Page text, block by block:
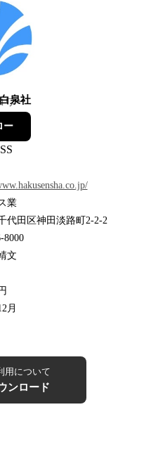
泉社
ワー
ー
業
代田区神田淡路町2-2-2
8000
文
月
用について
ンロード